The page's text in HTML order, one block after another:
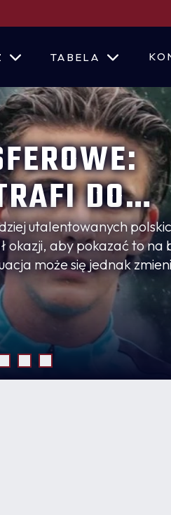
TABELA
DO
utalentowanych
aby pokazać to na
może się jednak
do innego klubu
w portalu Goal.pl.